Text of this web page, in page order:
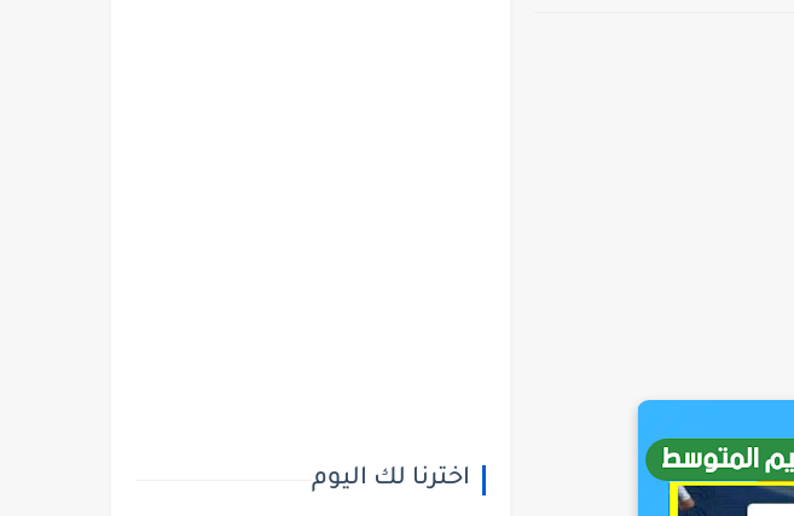
اخترنا لك اليوم